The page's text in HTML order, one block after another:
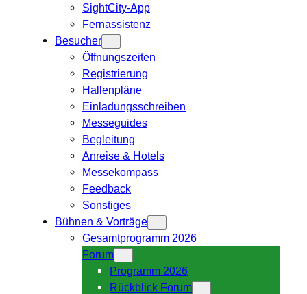
SightCity-App
Fernassistenz
Besucher
Öffnungszeiten
Registrierung
Hallenpläne
Einladungsschreiben
Messeguides
Begleitung
Anreise & Hotels
Messekompass
Feedback
Sonstiges
Bühnen & Vorträge
Gesamtprogramm 2026
Forum
Programm 2026
Rückblick Forum